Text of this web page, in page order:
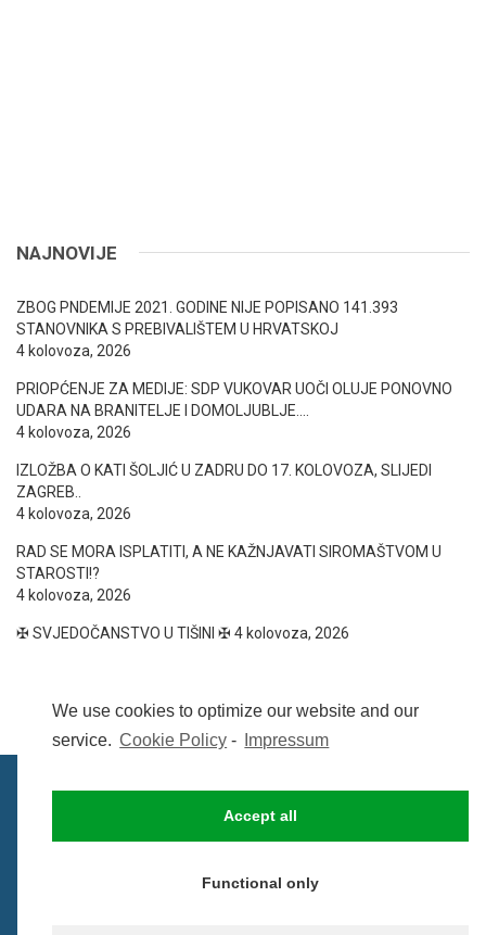
We use cookies to optimize our website and our
service. Cookie Policy - Impressum
Accept all
Functional only
NAJNOVIJE
ZBOG PNDEMIJE 2021. GODINE NIJE POPISANO 141.393
STANOVNIKA S PREBIVALIŠTEM U HRVATSKOJ
4 kolovoza, 2026
PRIOPĆENJE ZA MEDIJE: SDP VUKOVAR UOČI OLUJE PONOVNO
UDARA NA BRANITELJE I DOMOLJUBLJE….
4 kolovoza, 2026
IZLOŽBA O KATI ŠOLJIĆ U ZADRU DO 17. KOLOVOZA, SLIJEDI
ZAGREB..
4 kolovoza, 2026
RAD SE MORA ISPLATITI, A NE KAŽNJAVATI SIROMAŠTVOM U
STAROSTI!?
4 kolovoza, 2026
✠ SVJEDOČANSTVO U TIŠINI ✠ 4 kolovoza, 2026
UVIJETI KORIŠTENJA COOKIE POLICY (EU)